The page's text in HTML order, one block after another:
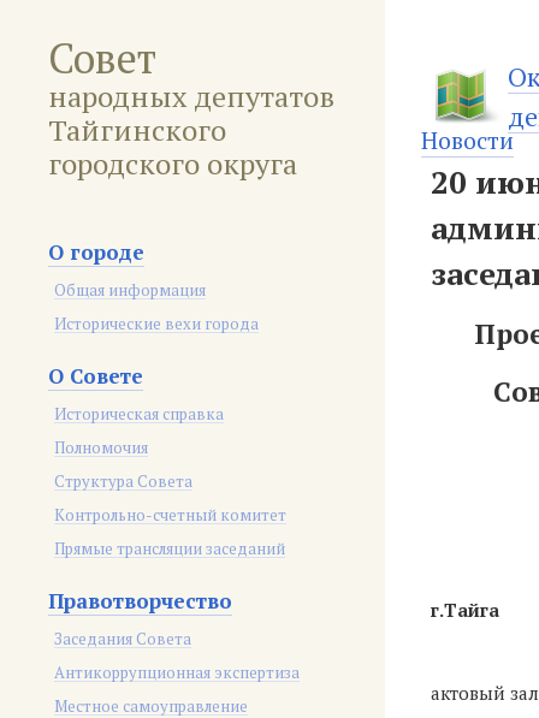
Совет
народных депутатов
Тайгинского
городского округа
О городе
Общая информация
Исторические вехи города
О Совете
Историческая справка
Полномочия
Структура Совета
Контрольно-счетный комитет
Прямые трансляции заседаний
Правотворчество
Заседания Совета
Антикоррупционная экспертиза
Местное самоуправление
Новости
20
актовый